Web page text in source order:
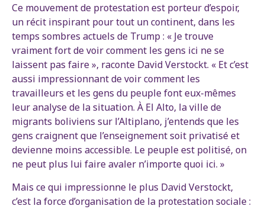
Ce mouvement de protestation est porteur d’espoir,
un récit inspirant pour tout un continent, dans les
temps sombres actuels de Trump : « Je trouve
vraiment fort de voir comment les gens ici ne se
laissent pas faire », raconte David Verstockt. « Et c’est
aussi impressionnant de voir comment les
travailleurs et les gens du peuple font eux-mêmes
leur analyse de la situation. À El Alto, la ville de
migrants boliviens sur l’Altiplano, j’entends que les
gens craignent que l’enseignement soit privatisé et
devienne moins accessible. Le peuple est politisé, on
ne peut plus lui faire avaler n’importe quoi ici. »
Mais ce qui impressionne le plus David Verstockt,
c’est la force d’organisation de la protestation sociale :